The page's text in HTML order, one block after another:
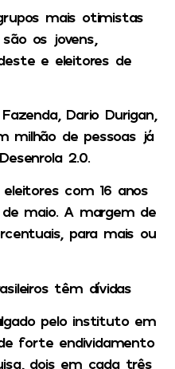
mais otimistas
os jovens,
e eleitores de
Dario Durigan,
milhão de pessoas já
2.0.
com 16 anos
maio. A margem de
para mais ou
têm dívidas
pelo instituto em
forte endividamento
dois em cada três